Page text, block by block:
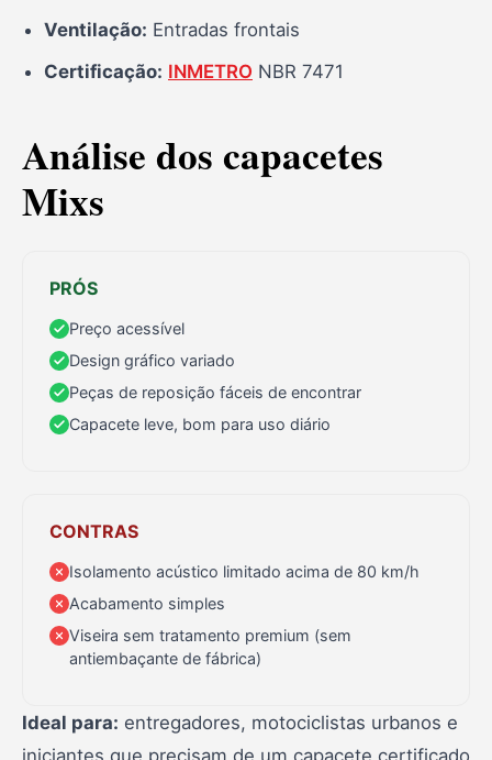
Ventilação: Entradas frontais
Certificação: INMETRO NBR 7471
Análise dos capacetes
Mixs
PRÓS
Preço acessível
Design gráfico variado
Peças de reposição fáceis de encontrar
Capacete leve, bom para uso diário
CONTRAS
Isolamento acústico limitado acima de 80 km/h
Acabamento simples
Viseira sem tratamento premium (sem
antiembaçante de fábrica)
Ideal para: entregadores, motociclistas urbanos e
iniciantes que precisam de um capacete certificado